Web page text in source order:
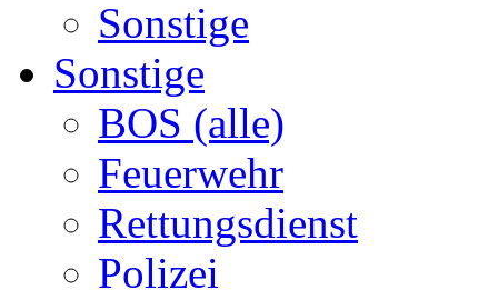
Sonstige
Sonstige
BOS (alle)
Feuerwehr
Rettungsdienst
Polizei